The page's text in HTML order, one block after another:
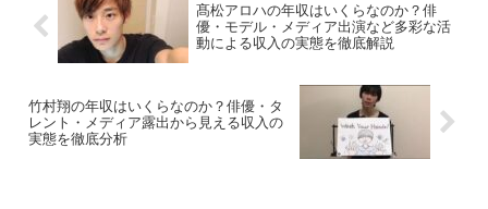
髙松アロハの年収はいくらなのか？俳
優・モデル・メディア出演など多彩な活
動による収入の実態を徹底解説
竹村翔の年収はいくらなのか？俳優・タ
レント・メディア露出から見える収入の
実態を徹底分析